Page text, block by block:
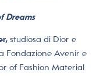
Dreams
studiosa di Dior e
Fondazione Avenir e
of Fashion Material